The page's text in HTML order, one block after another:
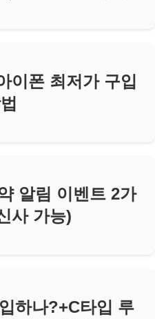
이폰 최저가 구입
알림 이벤트 2가
사 가능)
하나?+C타입 루